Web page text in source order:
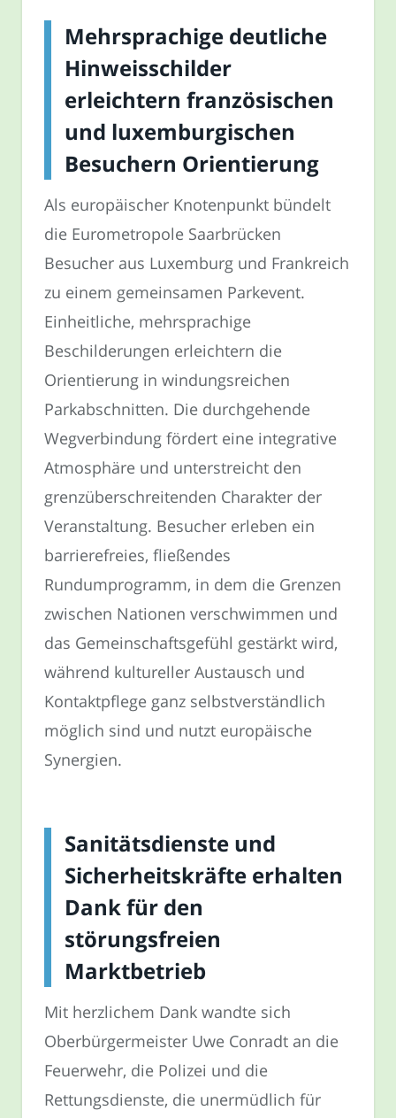
Mehrsprachige deutliche
Hinweisschilder
erleichtern französischen
und luxemburgischen
Besuchern Orientierung
Als europäischer Knotenpunkt bündelt
die Eurometropole Saarbrücken
Besucher aus Luxemburg und Frankreich
zu einem gemeinsamen Parkevent.
Einheitliche, mehrsprachige
Beschilderungen erleichtern die
Orientierung in windungsreichen
Parkabschnitten. Die durchgehende
Wegverbindung fördert eine integrative
Atmosphäre und unterstreicht den
grenzüberschreitenden Charakter der
Veranstaltung. Besucher erleben ein
barrierefreies, fließendes
Rundumprogramm, in dem die Grenzen
zwischen Nationen verschwimmen und
das Gemeinschaftsgefühl gestärkt wird,
während kultureller Austausch und
Kontaktpflege ganz selbstverständlich
möglich sind und nutzt europäische
Synergien.
Sanitätsdienste und
Sicherheitskräfte erhalten
Dank für den
störungsfreien
Marktbetrieb
Mit herzlichem Dank wandte sich
Oberbürgermeister Uwe Conradt an die
Feuerwehr, die Polizei und die
Rettungsdienste, die unermüdlich für